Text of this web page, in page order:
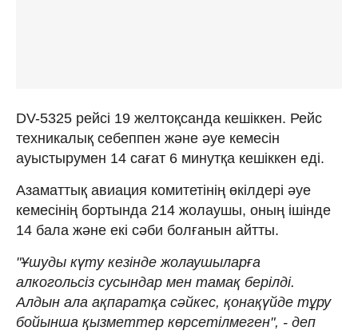
DV-5325 рейсі 19 желтоқсанда кешіккен. Рейс
техникалық себеппен және әуе кемесін
ауыстырумен 14 сағат 6 минутқа кешіккен еді.
Азаматтық авиация комитетінің өкілдері әуе
кемесінің бортында 214 жолаушы, оның ішінде
14 бала және екі сәби болғанын айтты.
"Ұшуды күту кезінде жолаушыларға
алкогольсіз сусындар мен тамақ берілді.
Алдын ала ақпаратқа сәйкес, қонақүйде тұру
бойынша қызметтер көрсетілмеген", - деп